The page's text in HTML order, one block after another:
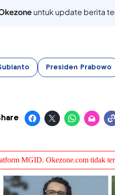
untuk update berita
Presiden Prabowo